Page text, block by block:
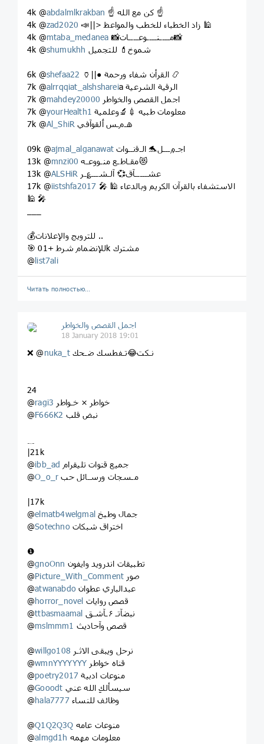
4k @abdalmlkrakban
☝️ كن مع الله ☝️
4k @zad2020
📣||> زاد الخطباء للخطب والمواعظ 🕌
4k @mtaba_medanea
📸مــــنــــوعــــات📸
4k @shumukhh شموخ💄 للتجميل
6k @shefaa22
🏺||● القرأن شفاء ورحمة 📿
7k @alrrqqiat_alshsharei
a الرقية الشرعية
7k @mahdey20000 اجمل القصص والخواطر
7k @yourHealth1 معلومات طبيه 💉🔬وعلمية
7k @Al_ShiR هـﻡـس ٲلقوآفي
09k @ajmal_alganawat اجـ۾ـــل🐬 الـﻗنــوات
13k @mnzi00
مقـاطـع منـووعـه😻
13k @ALSHiR عشـــــآق💞 آلـشـــ؏ـر
17k @iistshfa2017 🎤 🕌 الاستشفاء بالقرآن الكريم وبالدعاء
🕌 🎤
💰للترويج والإعلانات ..
🎯 للإنضمام شرط +01k مشترك
@ list7ali
Читать полностью…
اجمل القصص والخواطر
18 January 2018 19:01
❌ @nuka_t نـكت😂تـفطسك ضـحك
24
@ragi3 خواطر × خـواطر
@F666K2 نبض قلب
|21k
@ibb_ad جميع قنوات تليقرام
@O_o_r مـسجات ورسـائل حب
|17k
@elmatb4welgmal جمال وطبخ
@Sotechno اختراق شبكات
❶
@gnoOnn تطبيقات اندرويد وايفون
@Picture_With_Comment صور
@atwanabdo عبدالباري عطوان
@horror_novel قصص روايات
@ttbasmaamal
نبضآتـ ️۶ـآشـق
@mslmmm1 قصص وآحاديث
@willgo108 نرحل ويبقى الاثـر
@wmnYYYYYYY قناه خواطر
@poetry2017 منوعات ادبية
@Gooodt سيسألكِ الله عني
@hala7777 وظائف للنساء
@Q1Q2Q3Q منوعات عامه
@almgd1h معلومات مهمه